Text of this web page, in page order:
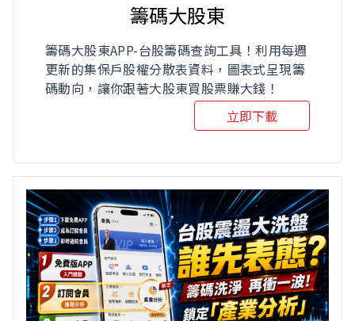
籌碼大股東
籌碼大股東APP-台股籌碼查詢工具！利用每週
更新的集保戶股權分散表資料，圖表式呈現籌
碼動向，讓你跟著大股東買股票賺大錢！
立即下載